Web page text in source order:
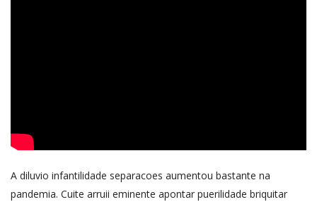
A diluvio infantilidade separacoes aumentou bastante na
pandemia. Cuite arruii eminente apontar puerilidade briquitar